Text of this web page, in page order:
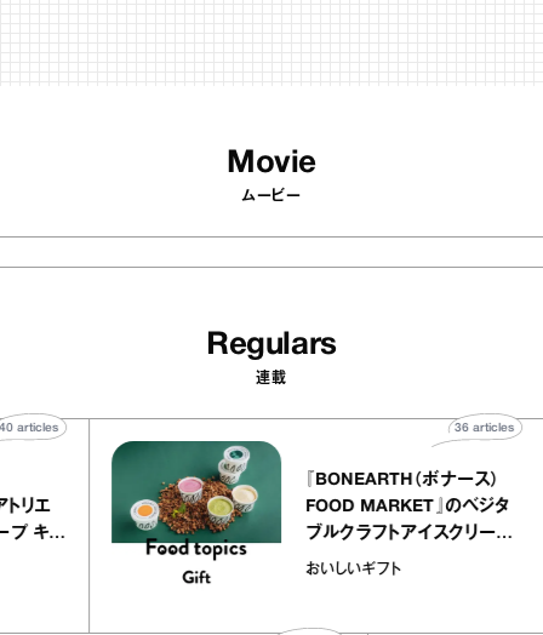
Movie
ムービー
Regulars
連載
ー アトリエ
レープ キャ
40articles
『BONEARTH（ボナース）
FOOD MARKET』のベジ
ブルクラフトアイスクリー
｜真野知子の「おいしい
おいしいギフト
36